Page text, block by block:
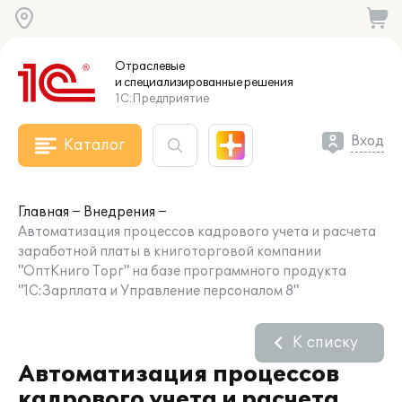
Отраслевые
и специализированныерешения
1С:Предприятие
Каталог Вход
Главная
Внедрения
Автоматизация процессов кадрового учета и расчета
заработной платы в книготорговой компании
"ОптКниго Торг" на базе программного продукта
"1С:Зарплата и Управление персоналом 8"
Автоматизация процессов
К списку